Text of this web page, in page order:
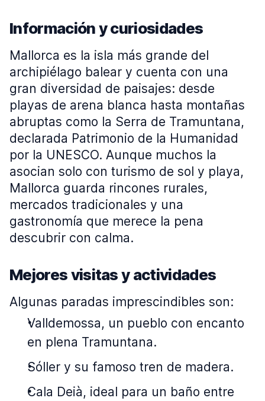
Información y curiosidades
Mallorca es la isla más grande del
archipiélago balear y cuenta con una
gran diversidad de paisajes: desde
playas de arena blanca hasta montañas
abruptas como la Serra de Tramuntana,
declarada Patrimonio de la Humanidad
por la UNESCO. Aunque muchos la
asocian solo con turismo de sol y playa,
Mallorca guarda rincones rurales,
mercados tradicionales y una
gastronomía que merece la pena
descubrir con calma.
Mejores visitas y actividades
Algunas paradas imprescindibles son:
Valldemossa, un pueblo con encanto
en plena Tramuntana.
Sóller y su famoso tren de madera.
Cala Deià, ideal para un baño entre